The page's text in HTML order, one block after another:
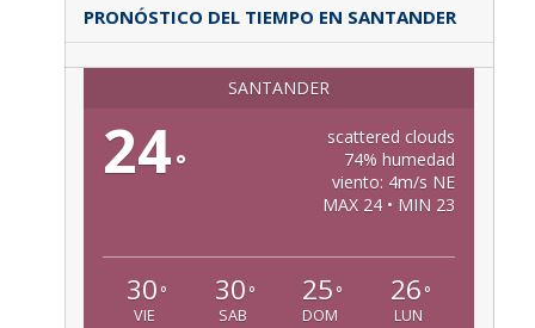
PRONÓSTICO DEL TIEMPO EN SANTANDER
SANTANDER
24°
scattered clouds
74% humedad
viento: 4m/s NE
MAX 24 • MIN 23
30 °
VIE
30 °
SAB
25 °
DOM
26 °
LUN